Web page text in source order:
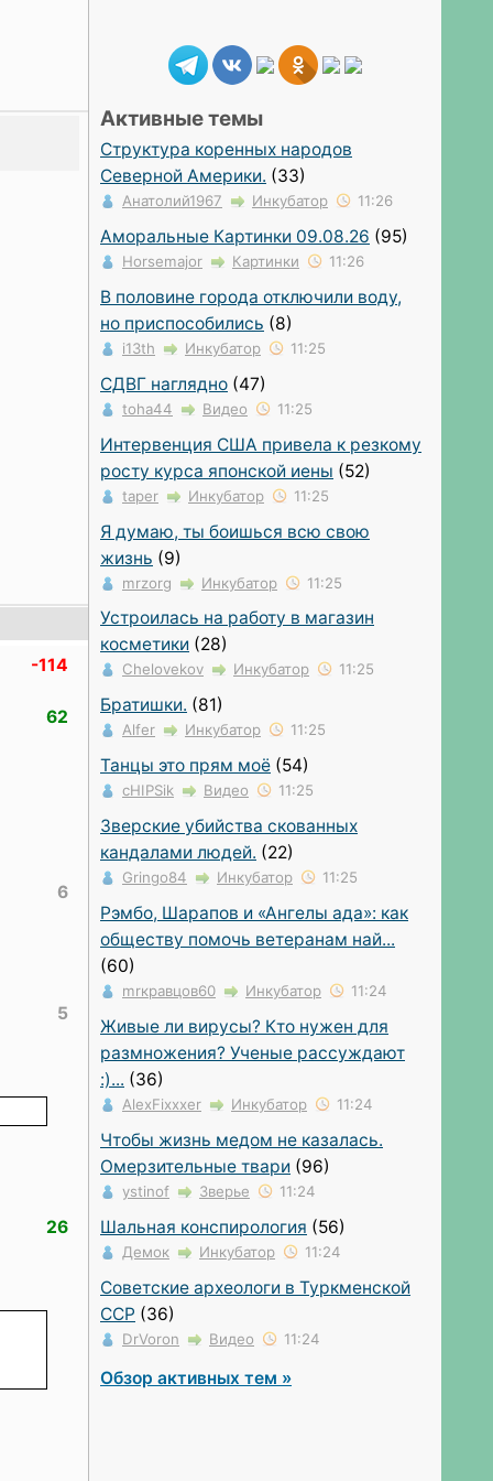
-114
62
6
5
26
Активные темы
Структура коренных народов
Северной Америки. (33)
Анатолий1967 Инкубатор 11:26
Аморальные Картинки 09.08.26 (95)
Horsemajor Картинки 11:26
В половине города отключили воду,
но приспособились (8)
i13th Инкубатор 11:25
СДВГ наглядно (47)
toha44 Видео 11:25
Интервенция США привела к резкому
росту курса японской иены (52)
taper Инкубатор 11:25
Я думаю, ты боишься всю свою
жизнь (9)
mrzorg Инкубатор 11:25
Устроилась на работу в магазин
косметики (28)
Chelovekov Инкубатор 11:25
Братишки. (81)
Alfer Инкубатор 11:25
Танцы это прям моё (54)
cHIPSik Видео 11:25
Зверские убийства скованных
кандалами людей. (22)
Gringo84 Инкубатор 11:25
Рэмбо, Шарапов и «Ангелы ада»: как
обществу помочь ветеранам най...
(60)
mrкравцов60 Инкубатор 11:24
Живые ли вирусы? Кто нужен для
размножения? Ученые рассуждают
:)... (36)
AlexFixxxer Инкубатор 11:24
Чтобы жизнь медом не казалась.
Омерзительные твари (96)
ystinof Зверье 11:24
Шальная конспирология (56)
Демок Инкубатор 11:24
Советские археологи в Туркменской
ССР (36)
DrVoron Видео 11:24
Обзор активных тем »